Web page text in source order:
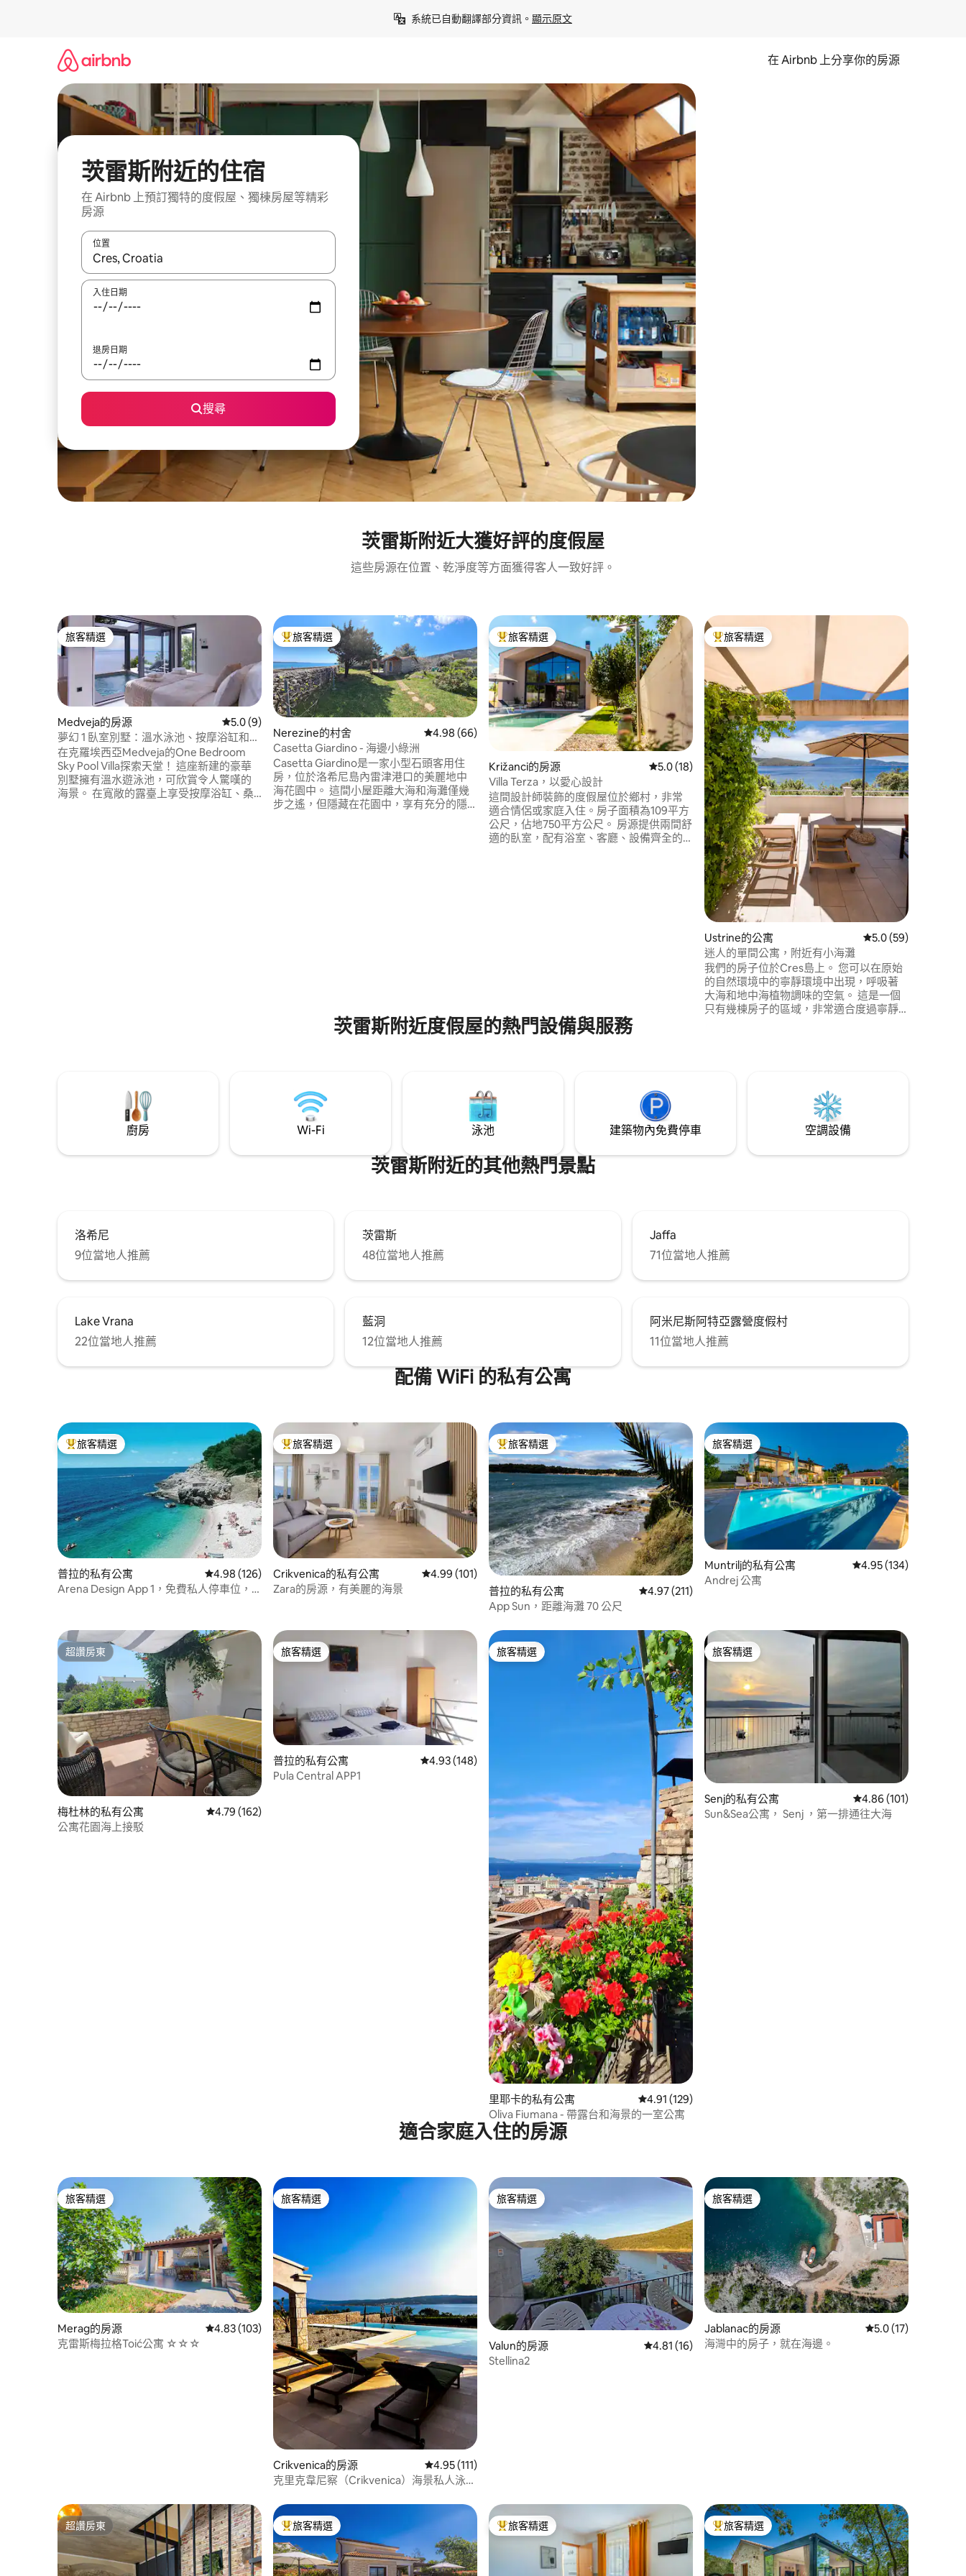
系統已自動翻譯部分資訊。 顯示原文
在 Airbnb 上分享你的房源
茨雷斯附近的住宿
在 Airbnb 上預訂獨特的度假屋、獨棟房屋等精彩
房源
位置
如有搜尋結果，瀏覽內容時請使用上下箭頭，或輕點、滑動裝置。
入住日期
退房日期
搜尋
茨雷斯附近大獲好評的度假屋
這些房源在位置、乾淨度等方面獲得客人一致好評。
旅客精選
旅客精選
Medveja的房源 從 9 則評價中獲得 5.0 的平均評分（滿分 5 分）
5.0 (9)
夢幻 1 臥室別墅：溫水泳池、按摩浴缸和桑
拿房！
在克羅埃西亞Medveja的One Bedroom
Sky Pool Villa探索天堂！ 這座新建的豪華
別墅擁有溫水遊泳池，可欣賞令人驚嘆的
海景。 在寬敞的露臺上享受按摩浴缸、桑
旅客精選榜首
旅客精選
Nerezine的村舍 從 66 則評價中獲得 4.98 的平均評分（滿分 5 分）
4.98 (66)
Casetta Giardino - 海邊小綠洲
Casetta Giardino是一家小型石頭客用住
房，位於洛希尼島內雷津港口的美麗地中
海花園中。 這間小屋距離大海和海灘僅幾
步之遙，但隱藏在花園中，享有充分的隱
旅客精選榜首
旅客精選
Križanci的房源 從 18 則評價中獲得 5.0 的平均評分（滿分 5 分）
5.0 (18)
Villa Terza，以愛心設計
這間設計師裝飾的度假屋位於鄉村，非常
適合情侶或家庭入住。房子面積為109平方
公尺，佔地750平方公尺。 房源提供兩間舒
適的臥室，配有浴室、客廳、設備齊全的
旅客精選榜首
旅客精選
Ustrine的公寓 從 59 則評價中獲得
5.0 (59)
迷人的單間公寓，附近有小海灘
我們的房子位於Cres島上。 您可以在原始
的自然環境中的寧靜環境中出現，呼吸著
大海和地中海植物調味的空氣。 這是一個
只有幾棟房子的區域，非常適合度過寧靜
茨雷斯附近度假屋的熱門設備與服務
廚房 Wi-Fi 泳池 建築物內免費停車 空調設備
茨雷斯附近的其他熱門景點
洛希尼
9位當地人推薦
茨雷斯
48位當地人推薦
Jaffa
71位當地人推薦
Lake Vrana
22位當地人推薦
藍洞
12位當地人推薦
阿米尼斯阿特亞露營度假村
11位當地人推薦
配備 WiFi 的私有公寓
旅客精選榜首
旅客精選
普拉的私有公寓 從 126 則評價中獲得 4.98 的平均評分（滿分 5 分）
4.98 (126)
Arena Design App 1，免費私人停車位，
旅客精選榜首
旅客精選
Crikvenica的私有公寓 從 101 則評價中獲得 4.99 的平均評分（滿分 5 分）
4.99 (101)
Zara的房源，有美麗的海景
旅客精選榜首
旅客精選
普拉的私有公寓 從 211 則評價中獲得 4.97 的平均評分（滿分 5 分）
4.97 (211)
App Sun，距離海灘 70 公尺
旅客精選
旅客精選
Muntrilj的私有公寓 從 134 則評價中獲得
4.95 (134)
Andrej 公寓
超讚房東
超讚房東
梅杜林的私有公寓 從 162 則評價中獲得 4.79 的平均評分（滿分 5 分）
4.79 (162)
公寓花園海上接駁
旅客精選
旅客精選
普拉的私有公寓 從 148 則評價中獲得 4.93 的平均評分（滿分 5 分）
4.93 (148)
Pula Central APP1
旅客精選
旅客精選
里耶卡的私有公寓 從 129 則評價中獲得 4.91 的平均評分（滿分 5 分）
4.91 (129)
Oliva Fiumana - 帶露台和海景的一室公寓
旅客精選
旅客精選
Senj的私有公寓 從 101 則評價中獲得
4.86 (101)
Sun&Sea公寓， Senj ，第一排通往大海
適合家庭入住的房源
旅客精選
旅客精選
Merag的房源 從 103 則評價中獲得 4.83 的平均評分（滿分 5 分）
4.83 (103)
克雷斯梅拉格Toić公寓 ☆☆☆
旅客精選
旅客精選
Crikvenica的房源 從 111 則評價中獲得 4.95 的平均評分（滿分 5 分）
4.95 (111)
克里克韋尼察（Crikvenica）海景私人泳池
旅客精選
旅客精選
Valun的房源 從 16 則評價中獲得 4.81 的平均評分（滿分 5 分）
4.81 (16)
Stellina2
旅客精選
旅客精選
Jablanac的房源 從 17 則評價中獲得
5.0 (17)
海灣中的房子，就在海邊。
超讚房東
超讚房東 旅客精選榜首
旅客精選 旅客精選榜首
旅客精選 旅客精選榜首
旅客精選